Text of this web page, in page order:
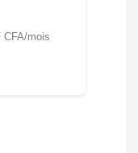
CFA/mois